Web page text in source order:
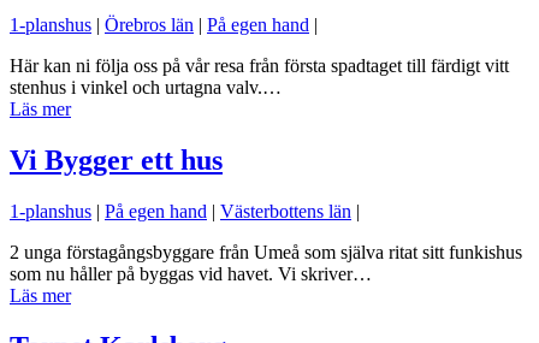
1-planshus | Örebros län | På egen hand |
Här kan ni följa oss på vår resa från första spadtaget till färdigt vitt
stenhus i vinkel och urtagna valv.…
Läs mer
Vi Bygger ett hus
1-planshus | På egen hand | Västerbottens län |
2 unga förstagångsbyggare från Umeå som själva ritat sitt funkishus
som nu håller på byggas vid havet. Vi skriver…
Läs mer